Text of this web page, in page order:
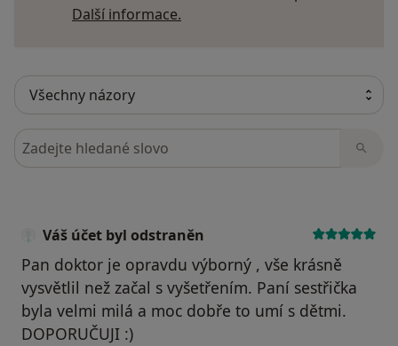
Další informace.
Hledejte v názorech
Váš účet byl odstraněn
Pan doktor je opravdu výborný , vše krásně
vysvětlil než začal s vyšetřením. Paní sestřička
byla velmi milá a moc dobře to umí s dětmi.
DOPORUČUJI :)